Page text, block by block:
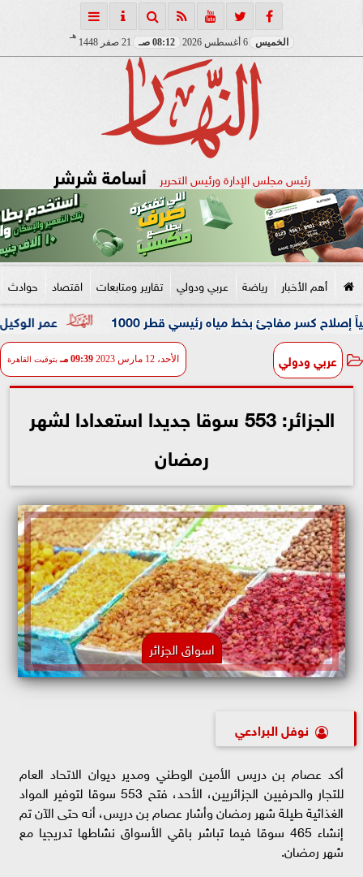
الخميس 08:12 صـ 21 صفر 1448
هـ
رئيس مجلس الإدارة ورئيس التحرير أسامة شرشر
أهم الأخبار رياضة عربي ودولي تقارير ومتابعات اقتصاد حوادث
عمر الوكيل ”بكار” مفاجئ بخط مياه رئيسي قطر 1000
عربي ودولي الأحد، 12 مارس 2023 09:39 مـ بتوقيت القاهرة
الجزائر: 553 سوقا جديدا استعدادا لشهر
رمضان
اسواق الجزائر
نوفل البرادعي
أكد عصام بن دريس الأمين الوطني ومدير ديوان الاتحاد العام
للتجار والحرفيين الجزائريين، الأحد، فتح 553 سوقا لتوفير المواد
الغذائية طيلة شهر رمضان وأشار عصام بن دريس، أنه حتى الآن تم
إنشاء 465 سوقا فيما تباشر باقي الأسواق نشاطها تدريجيا مع
شهر رمضان.